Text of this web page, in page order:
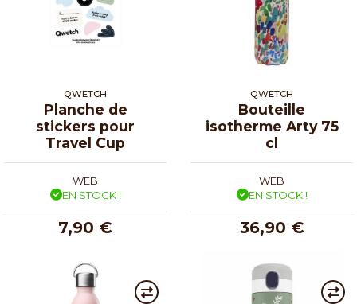
QWETCH
Planche de
stickers pour
Travel Cup
WEB
EN STOCK !
7,90 €
QWETCH
Bouteille
isotherme Arty 75
cl
WEB
EN STOCK !
36,90 €